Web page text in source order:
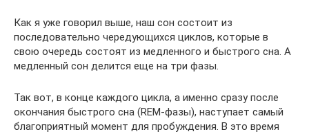
Как я уже говорил выше, наш сон состоит из
последовательно чередующихся циклов, которые в
свою очередь состоят из медленного и быстрого сна. А
медленный сон делится еще на три фазы.
Так вот, в конце каждого цикла, а именно сразу после
окончания быстрого сна (REM-фазы), наступает самый
благоприятный момент для пробуждения. В это время